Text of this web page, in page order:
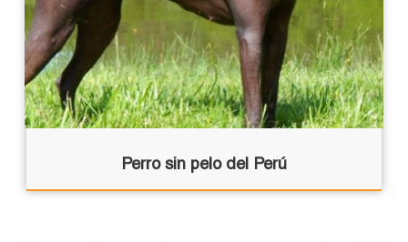
Perro sin pelo del Perú